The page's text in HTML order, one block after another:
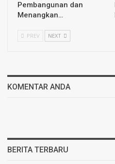
Pembangunan dan
Menangkan…
PREV NEXT
KOMENTAR ANDA
BERITA TERBARU